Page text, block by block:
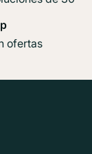
ofertas